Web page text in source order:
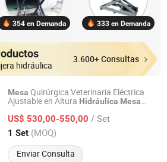
354 en Demanda 333 en Demanda
hidráulica
3.600+ Consultas
Mesa Quirúrgica Veterinaria Eléctrica
Ajustable en Altura Hidráulica Mesa
Hospitalaria de Perros y Gatos
US$ 530,00-550,00 / Set
1 Set (MOQ)
Enviar Consulta
Equipment Co., Ltd.
Desde 2025